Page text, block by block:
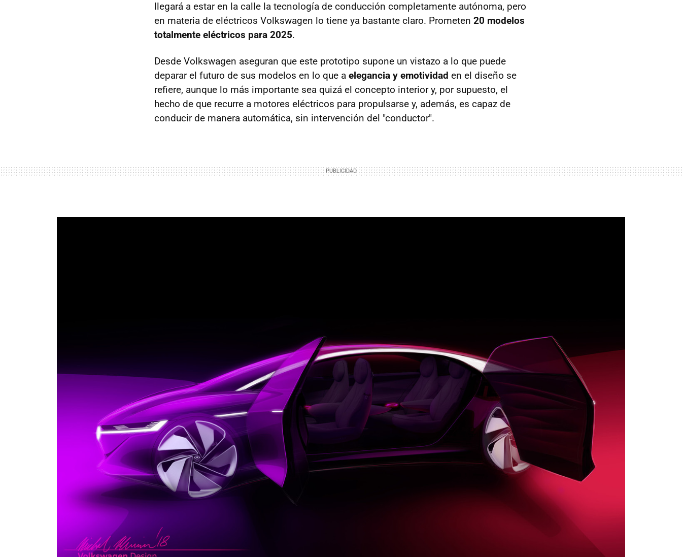
llegará a estar en la calle la tecnología de conducción completamente autónoma, pero
en materia de eléctricos Volkswagen lo tiene ya bastante claro. Prometen 20 modelos
totalmente eléctricos para 2025.
Desde Volkswagen aseguran que este prototipo supone un vistazo a lo que puede
deparar el futuro de sus modelos en lo que a elegancia y emotividad en el diseño se
refiere, aunque lo más importante sea quizá el concepto interior y, por supuesto, el
hecho de que recurre a motores eléctricos para propulsarse y, además, es capaz de
conducir de manera automática, sin intervención del "conductor".